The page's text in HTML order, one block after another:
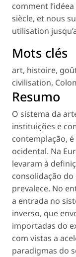
comment
siècle, et nous
utilisation
Mots clés
art, histoire,
civilisation,
Resumo
O sistema da
instituições e
contemplação,
ocidental. Na
levaram à
consolidação
prevalece. No
a entrada no
inverso, que
importadas do
com vistas a
paradigmas do